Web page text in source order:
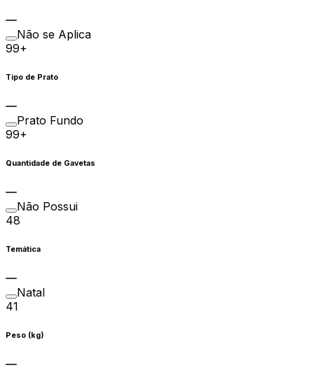
Não se Aplica
99+
Tipo de Prato
Prato Fundo
99+
Quantidade de Gavetas
Não Possui
48
Temática
Natal
41
Peso (kg)